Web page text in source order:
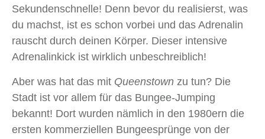
Sekundenschnelle! Denn bevor du realisierst, was
du machst, ist es schon vorbei und das Adrenalin
rauscht durch deinen Körper. Dieser intensive
Adrenalinkick ist wirklich unbeschreiblich!
Aber was hat das mit Queenstown zu tun? Die
Stadt ist vor allem für das Bungee-Jumping
bekannt! Dort wurden nämlich in den 1980ern die
ersten kommerziellen Bungeesprünge von der